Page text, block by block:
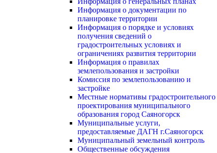
Информация о документации по
планировке территории
Информация о порядке и условиях
получения сведений о
градостроительных условиях и
ограничениях развития территории
Информация о правилах
землепользования и застройки
Комиссия по землепользованию и
застройке
Местные нормативы градостроительного
проектирования муниципального
образования город Саяногорск
Муниципальные услуги,
предоставляемые ДАГН г.Саяногорск
Муниципальный земельный контроль
Общественные обсуждения